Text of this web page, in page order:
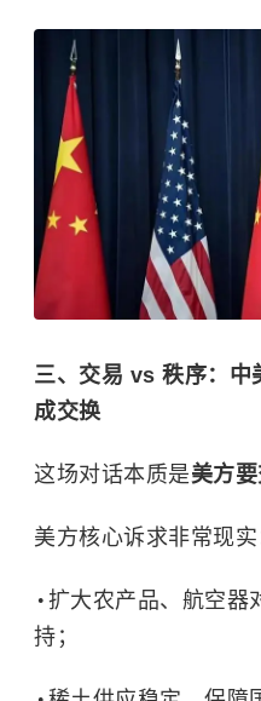
三、交易 vs 秩序：中
成交换
这场对话本质是美方要
美方核心诉求非常现实
扩大农产品、航空器
持；